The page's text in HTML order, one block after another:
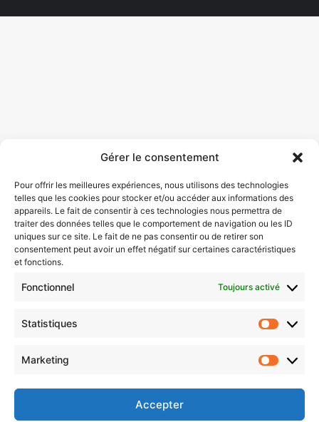
Gérer le consentement
Pour offrir les meilleures expériences, nous utilisons des technologies
telles que les cookies pour stocker et/ou accéder aux informations des
appareils. Le fait de consentir à ces technologies nous permettra de
traiter des données telles que le comportement de navigation ou les ID
uniques sur ce site. Le fait de ne pas consentir ou de retirer son
consentement peut avoir un effet négatif sur certaines caractéristiques
et fonctions.
Fonctionnel Toujours activé
Statistiques
Marketing
Accepter